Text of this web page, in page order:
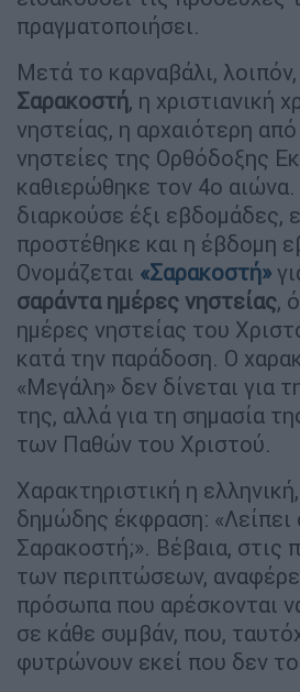
πραγματοποιήσει.
Μετά το καρναβάλι, λοιπόν,
Σαρακοστή, η χριστιανική
νηστείας, η αρχαιότερη
νηστείες της Ορθόδοξης
καθιερώθηκε τον 4ο αιώνα.
διαρκούσε έξι εβδομάδες,
προστέθηκε και η έβδομη
Ονομάζεται «Σαρακοστή»
σαράντα ημέρες νηστείας,
ημέρες νηστείας του
κατά την παράδοση. Ο
«Μεγάλη» δεν δίνεται για
της, αλλά για τη σημασία
των Παθών του Χριστού.
Χαρακτηριστική η
δημώδης έκφραση:
Σαρακοστή;». Βέβαια, στις
των περιπτώσεων,
πρόσωπα που αρέσκονται
σε κάθε συμβάν, που,
φυτρώνουν εκεί που δεν